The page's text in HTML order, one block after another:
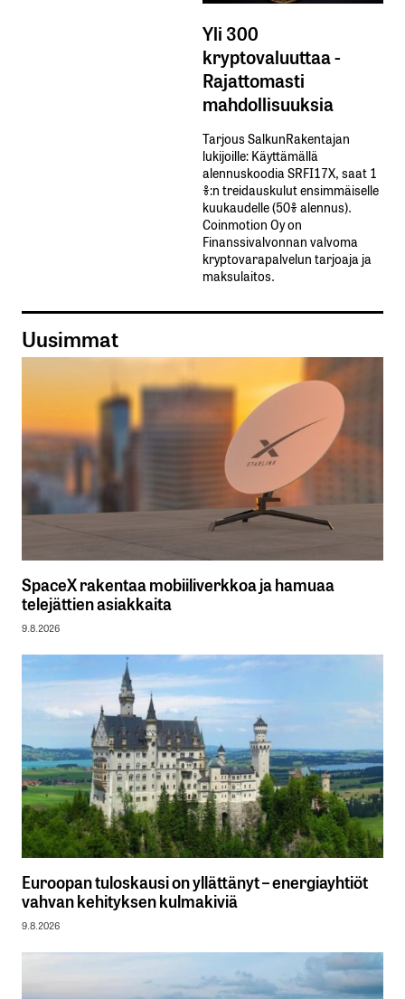
Yli 300
kryptovaluuttaa -
Rajattomasti
mahdollisuuksia
Tarjous SalkunRakentajan
lukijoille: Käyttämällä​ ​
alennuskoodia​ ​SRFI17X,​ ​saat​ ​1
%:n treidauskulut​ ​ensimmäiselle​ ​
kuukaudelle​ ​(50%​ ​alennus).
Coinmotion Oy on
Finanssivalvonnan valvoma
kryptovarapalvelun tarjoaja ja
maksulaitos.
Uusimmat
SpaceX rakentaa mobiiliverkkoa ja hamuaa
telejättien asiakkaita
9.8.2026
Euroopan tuloskausi on yllättänyt – energiayhtiöt
vahvan kehityksen kulmakiviä
9.8.2026